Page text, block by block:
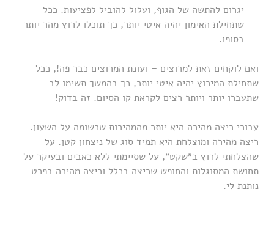
יגרום להתשה של הגוף, ועלול להוביל לפציעות. ככל
שתחילת האימון יהיה איטי יותר, כך תוכלו לרוץ מהר יותר
בסופו.
ואם לוקחים זאת למרוצים – ועונת המרוצים כבר פה!, ככל
שתחילת המירוץ יהיה איטי יותר, כך בהמשך תשימו לב
שתעברו יותר ויותר רצים לקראת קו הסיום. זה בדוק!
עבורי ריצה מהירה היא יותר מהמהירות שרשומה על השעון.
ריצה מהירה ומוצלחת היא תמיד סוג של ניצחון קטן. על
שהצלחתי לרוץ ב״שקט״, על שסיימתי ללא כאבים ובעיקר על
תחושת המסוגלות והחופש שריצה בכלל וריצה מהירה בפרט
נותנת לי.